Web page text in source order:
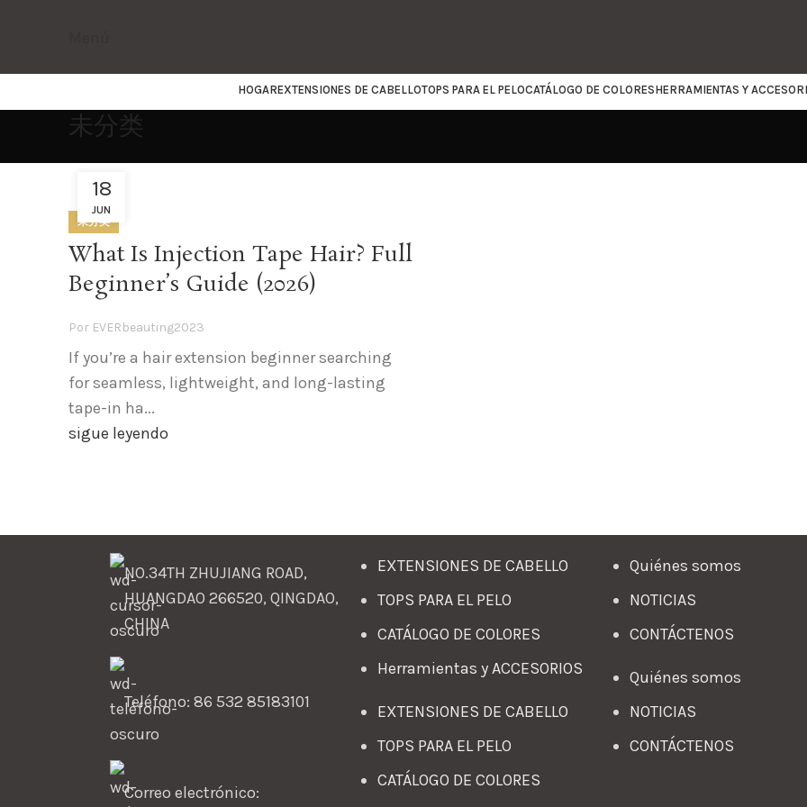
HOGAREXTENSIONES DE CABELLOTOPS PARA EL PELOCATÁLOGO DE COLORESHERRAMIENTAS Y
未分类
18
JUN
未分类
What Is Injection Tape Hair? Full
Beginner’s Guide (2026)
Por EVERbeauting2023
If you’re a hair extension beginner searching
for seamless, lightweight, and long-lasting
tape-in ha...
sigue leyendo
NO.34TH ZHUJIANG ROAD,
HUANGDAO 266520, QINGDAO,
CHINA
Teléfono: 86 532 85183101
Correo electrónico:
EXTENSIONES DE CABELLO
TOPS PARA EL PELO
CATÁLOGO DE COLORES
Herramientas y ACCESORIOS
EXTENSIONES DE CABELLO
TOPS PARA EL PELO
CATÁLOGO DE COLORES
Quiénes somos
NOTICIAS
CONTÁCTENOS
Quiénes somos
NOTICIAS
CONTÁCTENOS